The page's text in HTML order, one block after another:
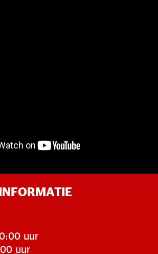
uur
uur